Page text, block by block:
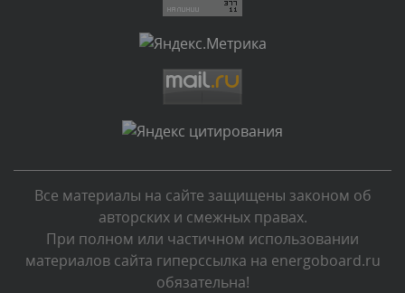
Текст комментария будет виден после проверки
администратором.
Текст комментария будет виден после проверки
администратором.
Комментарий проверяется
Текст комментария будет виден после проверки
администратором.
Вчера, в 21:06
Все материалы на сайте защищены законом об
авторских и смежных правах.
При полном или частичном использовании
материалов сайта гиперссылка на energoboard.ru
обязательна!